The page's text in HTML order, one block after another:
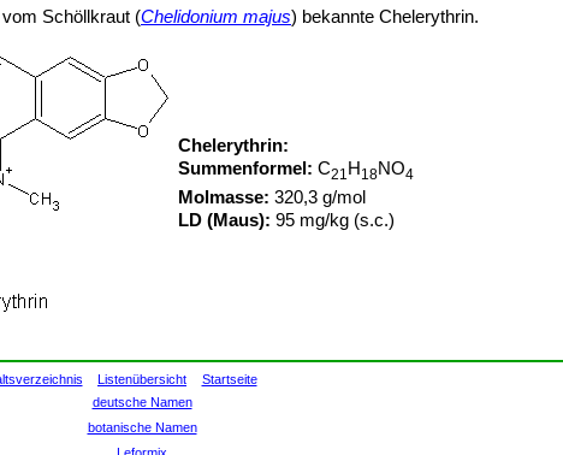
Schöllkraut (Chelidonium majus) bekannte Chelerythrin.
Chelerythrin:
Summenformel: C21 H 18NO4
Molmasse: 320,3 g/mol
LD (Maus): 95 mg/kg (s.c.)
Listenübersicht
Startseite
deutsche Namen
botanische Namen